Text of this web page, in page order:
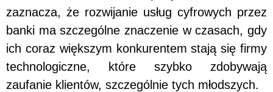
zaznacza, że rozwijanie usług cyfrowych przez
banki ma szczególne znaczenie w czasach, gdy
ich coraz większym konkurentem stają się firmy
technologiczne, które szybko zdobywają
zaufanie klientów, szczególnie tych młodszych.